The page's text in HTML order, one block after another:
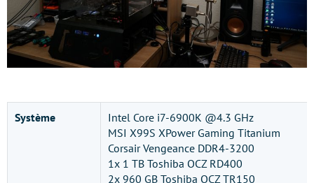
Système
Intel Core i7-6900K @4.3 GHz
MSI X99S XPower Gaming Titanium
Corsair Vengeance DDR4-3200
1x 1 TB Toshiba OCZ RD400
2x 960 GB Toshiba OCZ TR150